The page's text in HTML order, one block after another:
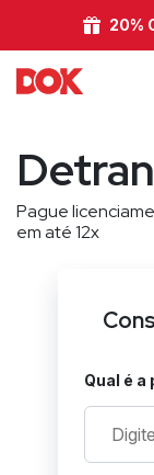
20%
Pague
em até 12x
Qual é a